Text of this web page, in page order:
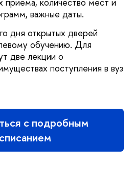
важные даты.
дня открытых дверей
обучению. Для
две лекции о
поступления в вуз
с подробным